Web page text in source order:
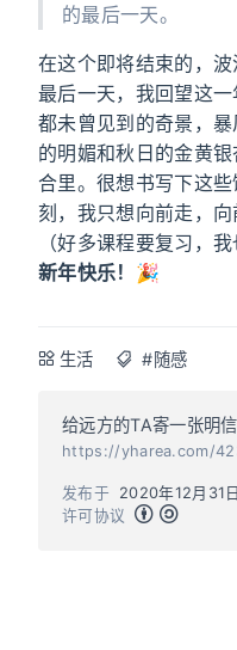
的最后一天。
在这个即将结束的，
最后一天，我回望这
都未曾见到的奇景，
的明媚和秋日的金黄
合里。很想书写下这
刻，我只想向前走，向
（好多课程要复习，
新年快乐！🎉
生活 #随感
给远方的TA寄一张明
https://yharea.com/
发布于
2020年12月31日
许可协议